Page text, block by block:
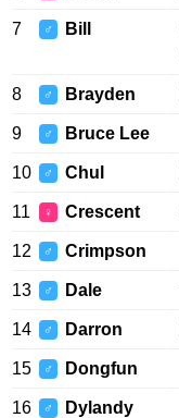
7 ♂ Bill
8 ♂ Brayden
9 ♂ Bruce Lee
10 ♂ Chul
11 ♀ Crescent
12 ♂ Crimpson
13 ♂ Dale
14 ♂ Darron
15 ♂ Dongfun
16 ♂ Dylandy